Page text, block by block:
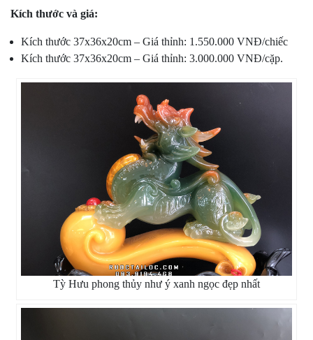
Kích thước và giá:
Kích thước 37x36x20cm – Giá thỉnh: 1.550.000 VNĐ/chiếc
Kích thước 37x36x20cm – Giá thỉnh: 3.000.000 VNĐ/cặp.
Tỳ Hưu phong thủy như ý xanh ngọc đẹp nhất